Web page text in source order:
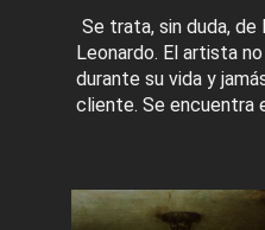
Se trata, sin duda, de
Leonardo. El artista
durante su vida y
cliente. Se encuentra